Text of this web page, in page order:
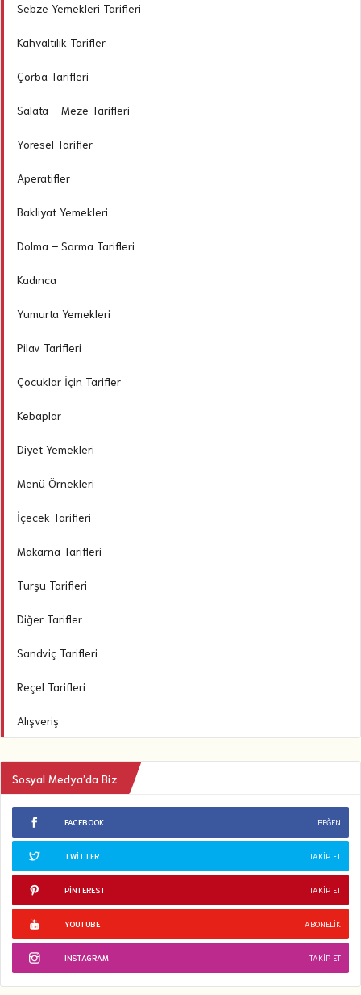
Sebze Yemekleri Tarifleri
Kahvaltılık Tarifler
Çorba Tarifleri
Salata – Meze Tarifleri
Yöresel Tarifler
Aperatifler
Bakliyat Yemekleri
Dolma – Sarma Tarifleri
Kadınca
Yumurta Yemekleri
Pilav Tarifleri
Çocuklar İçin Tarifler
Kebaplar
Diyet Yemekleri
Menü Örnekleri
İçecek Tarifleri
Makarna Tarifleri
Turşu Tarifleri
Diğer Tarifler
Sandviç Tarifleri
Reçel Tarifleri
Alışveriş
Sosyal Medya’da Biz
FACEBOOK BEĞEN
TWITTER TAKIP ET
PINTEREST TAKIP ET
YOUTUBE ABONELIK
INSTAGRAM TAKIP ET